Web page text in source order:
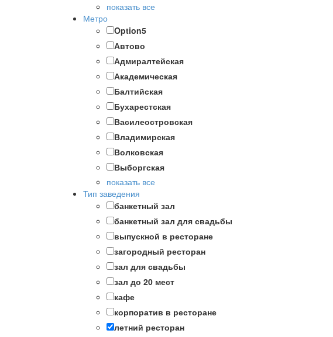
показать все
Метро
Option5
Автово
Адмиралтейская
Академическая
Балтийская
Бухарестская
Василеостровская
Владимирская
Волковская
Выборгская
показать все
Тип заведения
банкетный зал
банкетный зал для свадьбы
выпускной в ресторане
загородный ресторан
зал для свадьбы
зал до 20 мест
кафе
корпоратив в ресторане
летний ресторан